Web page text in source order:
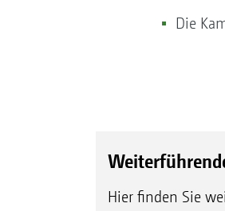
Die
Hier finden Sie